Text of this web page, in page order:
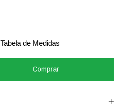
Tabela de Medidas